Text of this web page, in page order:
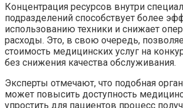
Концентрация ресурсов внутри
подразделений способствует более
использованию техники и снижает
расходы. Это, в свою очередь,
стоимость медицинских услуг на
без снижения качества обслуживания.
Эксперты отмечают, что подобная
может повысить доступность
упростить для пациентов процесс